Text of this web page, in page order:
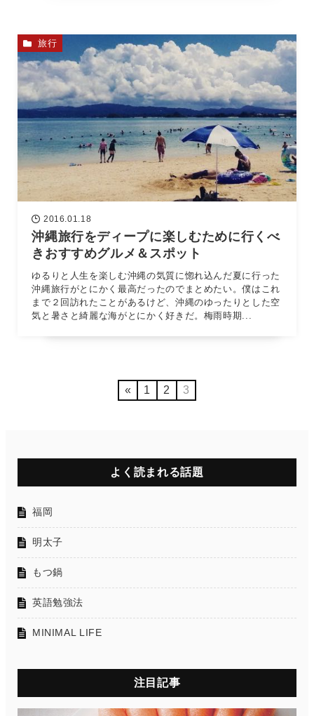
2016.01.18
沖縄旅行をディープに楽しむために行くべ
きおすすめグルメ＆スポット
ゆるりと人生を楽しむ沖縄の気質に惚れ込んだ夏に行った
沖縄旅行がとにかく最高だったのでまとめたい。僕はこれ
まで２回訪れたことがあるけど、沖縄のゆったりとした空
気と暑さと綺麗な海がとにかく好きだ。梅雨時期...
旅行
« 1 2 3
よく読まれる話題
福岡
明太子
もつ鍋
英語勉強法
MINIMAL LIFE
注目記事